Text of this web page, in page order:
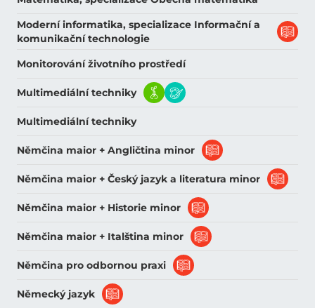
Moderní informatika, specializace Informační a
komunikační technologie
Monitorování životního prostředí
Multimediální techniky
Multimediální techniky
Němčina maior + Angličtina minor
Němčina maior + Český jazyk a literatura minor
Němčina maior + Historie minor
Němčina maior + Italština minor
Němčina pro odbornou praxi
Německý jazyk